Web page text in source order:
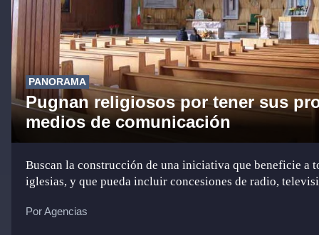
PANORAMA
Pugnan religiosos por tener sus
medios de comunicación
Buscan la construcción de una iniciativa que beneficie a
iglesias, y que pueda incluir concesiones de radio,
Por Agencias